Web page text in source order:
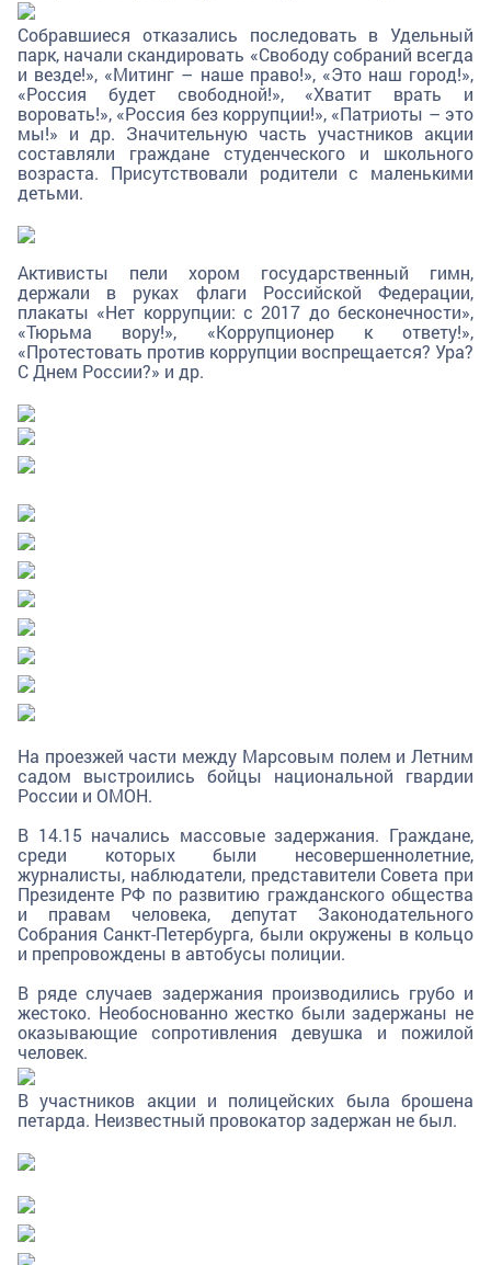
Собравшиеся отказались последовать в Удельный
парк, начали скандировать «Свободу собраний всегда
и везде!», «Митинг – наше право!», «Это наш город!»,
«Россия будет свободной!», «Хватит врать и
воровать!», «Россия без коррупции!», «Патриоты – это
мы!» и др. Значительную часть участников акции
составляли граждане студенческого и школьного
возраста. Присутствовали родители с маленькими
детьми.
Активисты пели хором государственный гимн,
держали в руках флаги Российской Федерации,
плакаты «Нет коррупции: с 2017 до бесконечности»,
«Тюрьма вору!», «Коррупционер к ответу!»,
«Протестовать против коррупции воспрещается? Ура?
С Днем России?» и др.
На проезжей части между Марсовым полем и Летним
садом выстроились бойцы национальной гвардии
России и ОМОН.
В 14.15 начались массовые задержания. Граждане,
среди которых были несовершеннолетние,
журналисты, наблюдатели, представители Совета при
Президенте РФ по развитию гражданского общества
и правам человека, депутат Законодательного
Собрания Санкт-Петербурга, были окружены в кольцо
и препровождены в автобусы полиции.
В ряде случаев задержания производились грубо и
жестоко. Необоснованно жестко были задержаны не
оказывающие сопротивления девушка и пожилой
человек.
В участников акции и полицейских была брошена
петарда. Неизвестный провокатор задержан не был.